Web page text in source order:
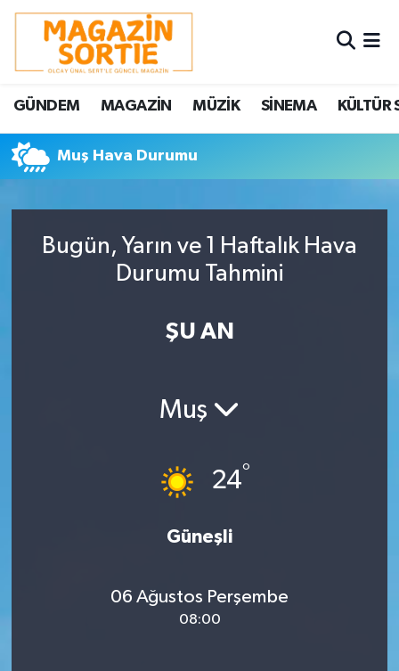
GÜNDEM MAGAZİN MÜZİK SİNEMA KÜLTÜR
Muş Hava Durumu
Bugün, Yarın ve 1 Haftalık Hava
Durumu Tahmini
ŞU AN
Muş
24°
Güneşli
06 Ağustos Perşembe
08:00
Nöbetçi Eczaneler
Hava Durumu
Trafik Durumu
Tüm Manşetler